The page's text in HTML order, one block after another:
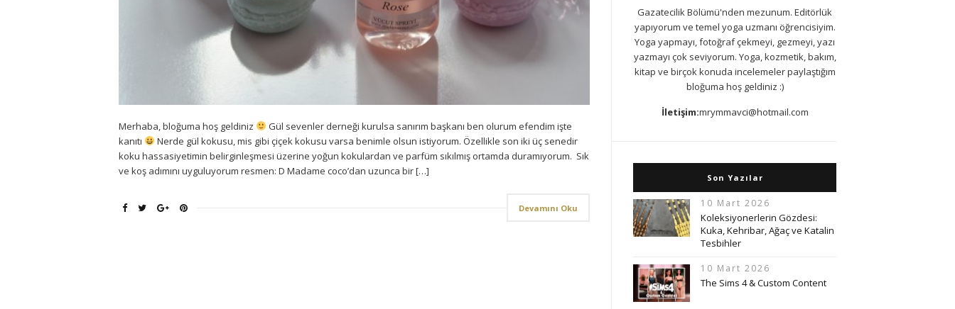
Merhaba, bloğuma hoş geldiniz
Gül sevenler derneği kurulsa sanırım başkanı ben olurum efendim işte
kanıtı
Nerde gül kokusu, mis gibi çiçek kokusu varsa benimle olsun istiyorum. Özellikle son iki üç senedir
koku hassasiyetimin belirginleşmesi üzerine yoğun kokulardan ve parfüm sıkılmış ortamda duramıyorum. Sık
ve koş adımını uyguluyorum resmen: D Madame coco’dan uzunca bir […]
Devamını Oku
Gazatecilik Bölümü'nden mezunum. Editörlük
yapıyorum ve temel yoga uzmanı öğrencisiyim.
Yoga yapmayı, fotoğraf çekmeyi, gezmeyi, yazı
yazmayı çok seviyorum. Yoga, kozmetik, bakım,
kitap ve birçok konuda incelemeler paylaştığım
bloğuma hoş geldiniz :)
İletişim:mrymmavci@hotmail.com
Son Yazılar
10 Mart 2026
Koleksiyonerlerin Gözdesi:
Kuka, Kehribar, Ağaç ve Katalin
Tesbihler
10 Mart 2026
The Sims 4 & Custom Content